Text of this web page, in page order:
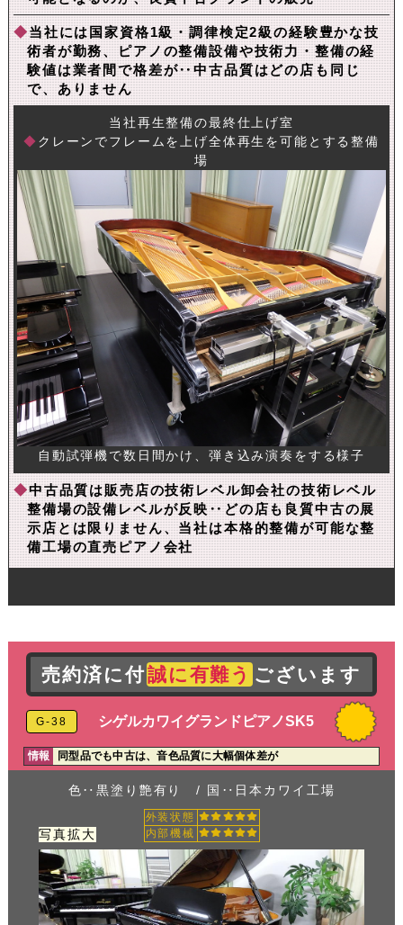
◆当社には国家資格1級・調律検定2級の経験豊かな技
術者が勤務、ピアノの整備設備や技術力・整備の経
験値は業者間で格差が‥中古品質はどの店も同じ
で、ありません
当社再生整備の最終仕上げ室
◆ クレーンでフレームを上げ全体再生を可能とする整備
場
自動試弾機で数日間かけ、弾き込み演奏をする様子
◆中古品質は販売店の技術レベル卸会社の技術レベル
整備場の設備レベルが反映‥どの店も良質中古の展
示店とは限りません、当社は本格的整備が可能な整
備工場の直売ピアノ会社
売約済に付誠に有難う ございます
G-38 シゲルカワイグランドピアノSK5
情報 同型品でも中古は、音色品質に大幅個体差が
色‥黒塗り艶有り / 国‥日本カワイ工場
写真拡大
外装状態
内部機械